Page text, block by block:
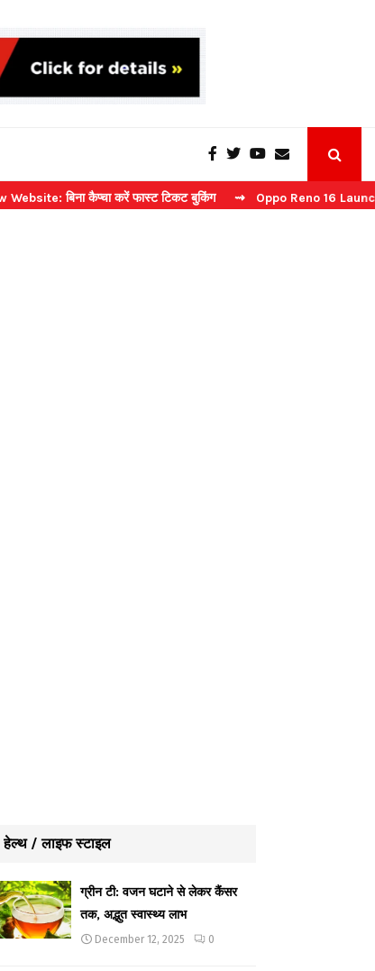
कैप्चा करें फास्ट टिकट बुकिंग ⇝ Oppo Reno 16 Launch: 2 जुलाई
हेल्थ / लाइफ स्टाइल
ग्रीन टी: वजन घटाने से लेकर कैंसर
तक, अद्भुत स्वास्थ्य लाभ
December 12, 2025 0